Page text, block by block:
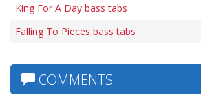
King For A Day bass tabs
Falling To Pieces bass tabs
COMMENTS